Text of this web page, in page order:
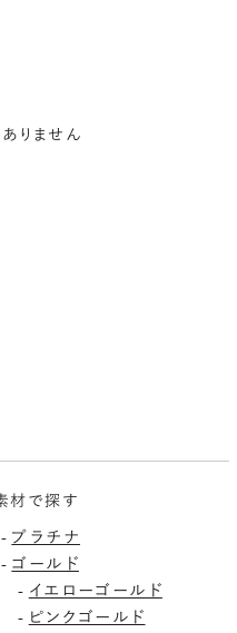
りません
材で探す
- プラチナ
- ゴールド
- イエローゴールド
- ピンクゴールド